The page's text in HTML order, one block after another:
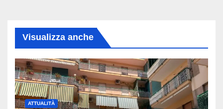
Visualizza anche
ATTUALITÀ